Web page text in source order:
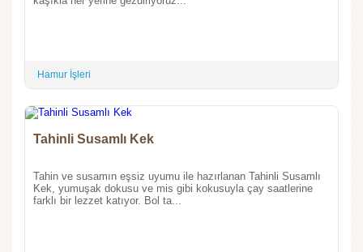
Hamur İşleri
Tahinli Susamlı Kek
Tahin ve susamın eşsiz uyumu ile hazırlanan Tahinli Susamlı
Kek, yumuşak dokusu ve mis gibi kokusuyla çay saatlerine
farklı bir lezzet katıyor. Bol ta...